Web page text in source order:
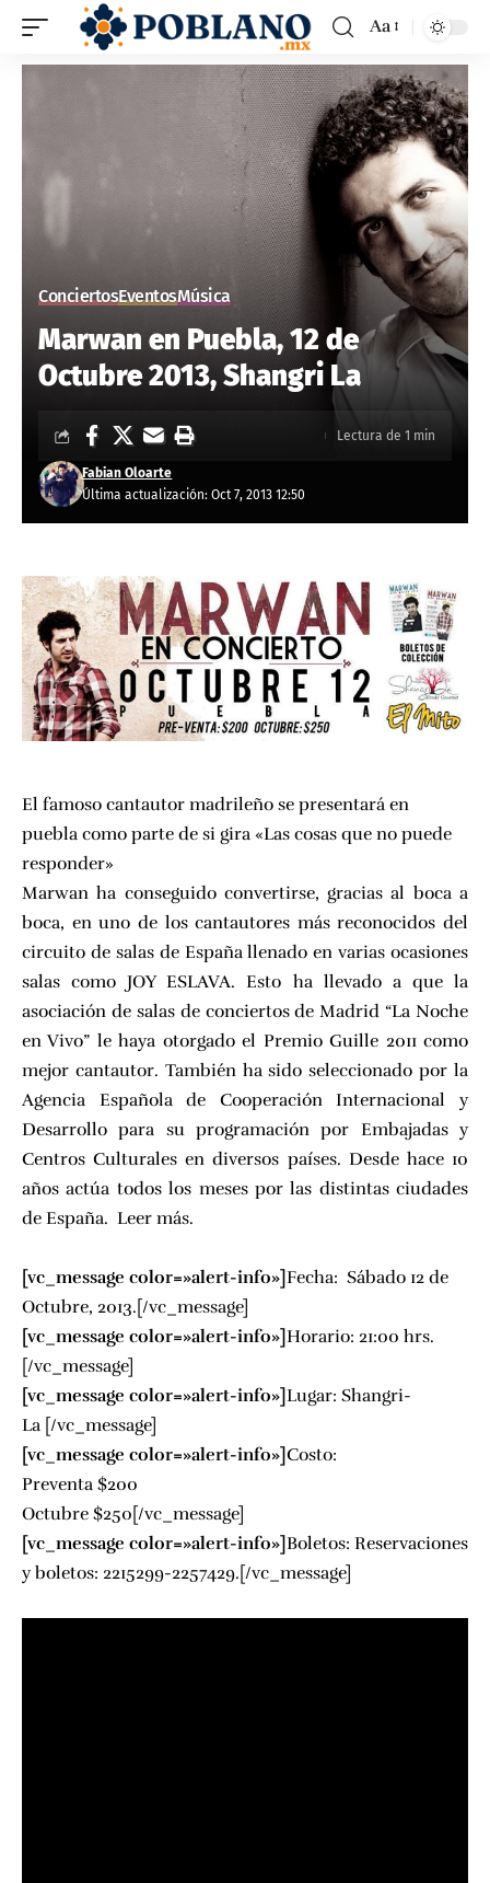
Aa
ConciertosEventosMúsica
Marwan en Puebla, 12 de
Octubre 2013, Shangri La
Última actualización: Oct 7, 2013 12:50
Fabian Oloarte
Lectura de 1 min
El famoso cantautor madrileño se presentará en
puebla como parte de si gira «Las cosas que no puede
responder»
Marwan ha conseguido convertirse, gracias al boca a
boca, en uno de los cantautores más reconocidos del
circuito de salas de España llenado en varias ocasiones
salas como JOY ESLAVA. Esto ha llevado a que la
asociación de salas de conciertos de Madrid “La Noche
en Vivo” le haya otorgado el Premio Guille 2011 como
mejor cantautor. También ha sido seleccionado por la
Agencia Española de Cooperación Internacional y
Desarrollo para su programación por Embajadas y
Centros Culturales en diversos países. Desde hace 10
años actúa todos los meses por las distintas ciudades
de España. Leer más.
[vc_message color=»alert-info»]Fecha: Sábado 12 de
Octubre, 2013.[/vc_message]
[vc_message color=»alert-info»]Horario: 21:00 hrs.
[/vc_message]
[vc_message color=»alert-info»]Lugar: Shangri-
La [/vc_message]
[vc_message color=»alert-info»]Costo:
Preventa $200
Octubre $250[/vc_message]
[vc_message color=»alert-info»]Boletos: Reservaciones
y boletos: 2215299-2257429.[/vc_message]